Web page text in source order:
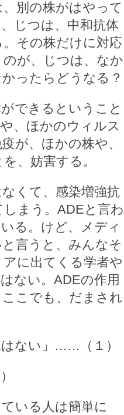
別の株がはやって
じつは、中和抗体
その株だけに対応
が、じつは、なか
ったらどうなる？
できるということ
、ほかのウィルス
が、ほかの株や、
、妨害する。
くて、感染増強抗
まう。ADEと言わ
る。けど、メディ
言うと、みんなそ
に出てくる学者や
ない。ADEの作用
こでも、だまされ
ない」……（１）
いる人は簡単に